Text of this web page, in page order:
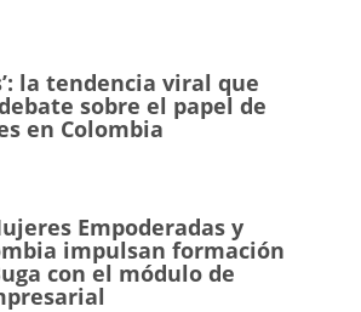
la tendencia viral que
sobre el papel de
en Colombia
Empoderadas y
impulsan formación
con el módulo de